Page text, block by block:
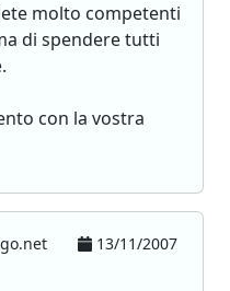
molto competenti
di spendere tutti
con la vostra
13/11/2007